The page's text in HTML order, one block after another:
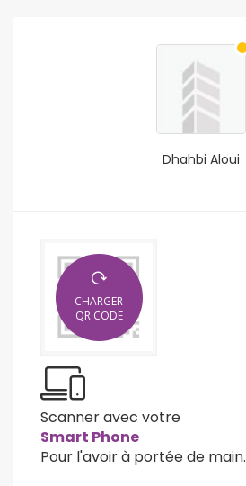
Dhahbi Aloui
CHARGER
QR CODE
Scanner avec votre
Smart Phone
Pour l'avoir à portée de main.